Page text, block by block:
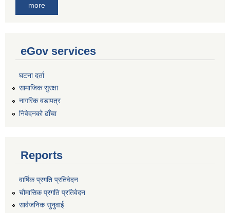
more
eGov services
घटना दर्ता
सामाजिक सुरक्षा
नागरिक वडापत्र
निवेदनको ढाँचा
Reports
वार्षिक प्रगति प्रतिवेदन
चौमासिक प्रगति प्रतिवेदन
सार्वजनिक सुनुवाई